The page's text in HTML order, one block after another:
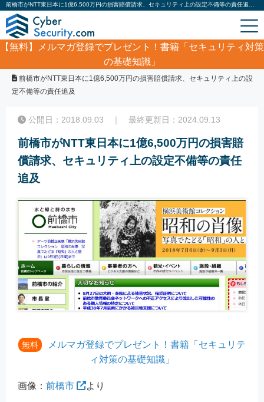
【無料】
メルマガ登録でプレゼント！書籍「セキュリティ対策
の基礎知識」
サイバーセキュリティ・情報漏洩ニュース
前橋市がNTT東日本に1億6,500万円の損害賠償請求、セキュリティ上の設
定不備等の責任追及
公開日：2018.09.03 ｜ 最終更新日：2024.09.13
前橋市がNTT東日本に1億6,500万円の損害賠
償請求、セキュリティ上の設定不備等の責任
追及
無料
メルマガ登録でプレゼント！書籍「セキュリテ
ィ対策の基礎知識」
画像： 前橋市 より